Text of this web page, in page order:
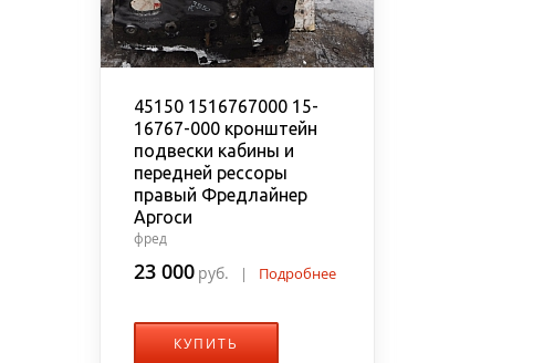
45150 1516767000 15-
16767-000 кронштейн
подвески кабины и
передней рессоры
правый Фредлайнер
Аргоси
фред
23 000 руб. | Подробнее
КУПИТЬ